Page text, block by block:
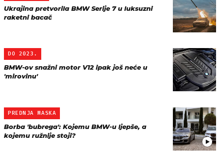
Ukrajina pretvorila BMW Serije 7 u luksuzni
raketni bacač
DO 2023.
BMW-ov snažni motor V12 ipak još neće u
'mirovinu'
PREDNJA MASKA
Borba 'bubrega': Kojemu BMW-u ljepše, a
kojemu ružnije stoji?